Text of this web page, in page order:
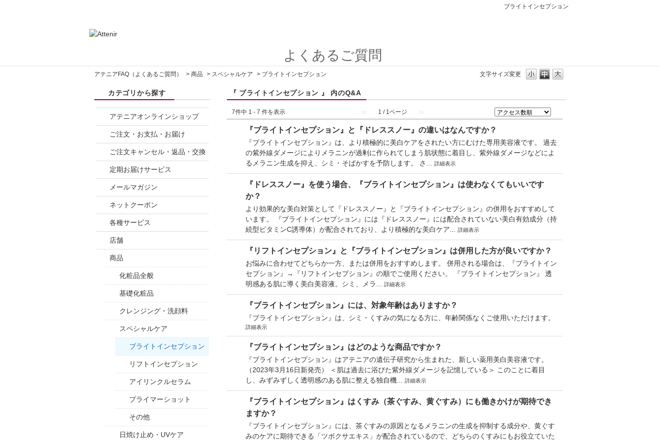
ブライトインセプション
よくあるご質問
文字サイズ変更
アテニアFAQ（よくあるご質問） > 商品 > スペシャルケア > ブライトインセプション
アテニアオンラインショップ
ご注文・お支払・お届け
ご注文キャンセル・返品・交換
定期お届けサービス
メールマガジン
ネットクーポン
各種サービス
店舗
商品
化粧品全般
基礎化粧品
クレンジング・洗顔料
スペシャルケア
ブライトインセプション
リフトインセプション
アイリンクルセラム
プライマーショット
その他
日焼け止め・UVケア
『 ブライトインセプション 』 内のQ&A
7件中 1 - 7 件を表示 ≪ 1 / 1ページ ≫
『ブライトインセプション』と『ドレススノー』の違いはなんですか？
『ブライトインセプション』は、より積極的に美白ケアをされたい方にむけた専用美容液です。 過去
の紫外線ダメージによりメラニンが過剰に作られてしまう肌状態に着目し、紫外線ダメージなどによ
るメラニン生成を抑え、シミ・そばかすを予防します。 さ...
詳細表示
『ドレススノー』を使う場合、『ブライトインセプション』は使わなくてもいいです
か？
より効果的な美白対策として『ドレススノー』と『ブライトインセプション』の併用をおすすめして
います。 『ブライトインセプション』には『ドレススノー』には配合されていない美白有効成分（持
続型ビタミンC誘導体）が配合されており、より積極的な美白ケア...
詳細表示
『リフトインセプション』と『ブライトインセプション』は併用した方が良いですか？
お悩みに合わせてどちらか一方、または併用をおすすめします。 併用される場合は、『ブライトイン
セプション』→『リフトインセプション』の順でご使用ください。 『ブライトインセプション』 透
明感ある肌に導く美白美容液。シミ、メラ...
詳細表示
『ブライトインセプション』には、対象年齢はありますか？
『ブライトインセプション』は、シミ・くすみの気になる方に、年齢関係なくご使用いただけます。
詳細表示
『ブライトインセプション』はどのような商品ですか？
『ブライトインセプション』はアテニアの遺伝子研究から生まれた、新しい薬用美白美容液です。
（2023年3月16日新発売） ＜肌は過去に浴びた紫外線ダメージを記憶している＞ このことに着目
し、みずみずしく透明感のある肌に整える独自機...
詳細表示
『ブライトインセプション』はくすみ（茶ぐすみ、黄ぐすみ）にも働きかけが期待でき
ますか？
『ブライトインセプション』には、茶ぐすみの原因となるメラニンの生成を抑制する成分や、黄ぐす
みのケアに期待できる「ツボクサエキス」が配合されているので、どちらのくすみにもお役立ていた